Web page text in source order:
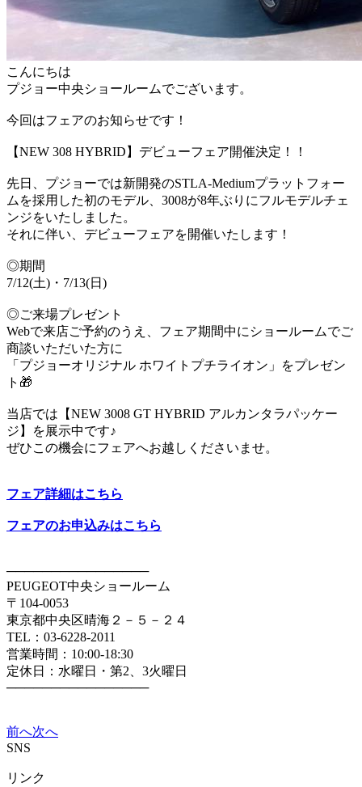
こんにちは
プジョー中央ショールームでございます。
今回はフェアのお知らせです！
【NEW 308 HYBRID】デビューフェア開催決定！！
先日、プジョーでは新開発のSTLA-Mediumプラットフォー
ムを採用した初のモデル、3008が8年ぶりにフルモデルチェ
ンジをいたしました。
それに伴い、デビューフェアを開催いたします！
◎期間
7/12(土)・7/13(日)
◎ご来場プレゼント
Webで来店ご予約のうえ、フェア期間中にショールームでご
商談いただいた方に
「プジョーオリジナル ホワイトプチライオン」をプレゼン
ト🎁
当店では【NEW 3008 GT HYBRID アルカンタラパッケー
ジ】を展示中です♪
ぜひこの機会にフェアへお越しくださいませ。
フェア詳細はこちら
フェアのお申込みはこちら
────────────────
PEUGEOT中央ショールーム
〒104-0053
東京都中央区晴海２－５－２４
TEL：03-6228-2011
営業時間：10:00-18:30
定休日：水曜日・第2、3火曜日
────────────────
前へ次へ
SNS
リンク